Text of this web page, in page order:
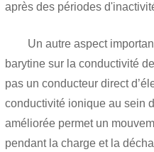
après des périodes
Un autre aspect
barytine sur la conductivité
pas un conducteur direct
conductivité ionique au sein
améliorée permet un
pendant la charge et la